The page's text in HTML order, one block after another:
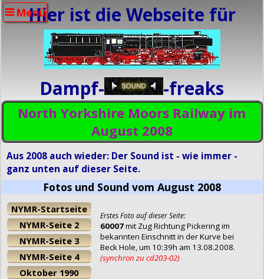
Menü
Hier ist die Webseite für
Dampf- -freaks
North Yorkshire Moors Railway im
August 2008
Aus 2008 auch wieder: Der Sound ist - wie immer -
ganz unten auf dieser Seite.
Fotos und Sound vom August 2008
NYMR-Startseite
NYMR-Seite 2
NYMR-Seite 3
NYMR-Seite 4
Oktober 1990
Erstes Foto auf dieser Seite:
60007mit Zug Richtung Pickering im
bekannten Einschnitt in der Kurve bei
Beck Hole, um 10:39h am 13.08.2008.
(synchron zu cd203‑02)